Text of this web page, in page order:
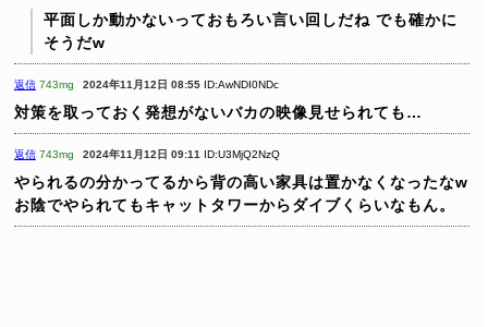
平面しか動かないっておもろい言い回しだね でも確かに
そうだw
返信 743mg 2024年11月12日 08:55 ID:AwNDI0NDc
対策を取っておく発想がないバカの映像見せられても…
返信 743mg 2024年11月12日 09:11 ID:U3MjQ2NzQ
やられるの分かってるから背の高い家具は置かなくなったなw
お陰でやられてもキャットタワーからダイブくらいなもん。